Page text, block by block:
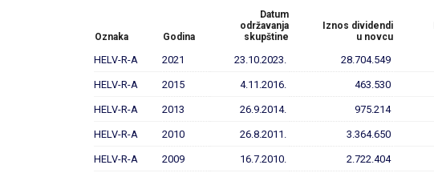
Oznaka Godina
Datum
održavanja
skupštine
Iznos dividendi
u novcu
HELV-R-A 2021 23.10.2023. 28.704.549
HELV-R-A 2015 4.11.2016. 463.530
HELV-R-A 2013 26.9.2014. 975.214
HELV-R-A 2010 26.8.2011. 3.364.650
HELV-R-A 2009 16.7.2010. 2.722.404